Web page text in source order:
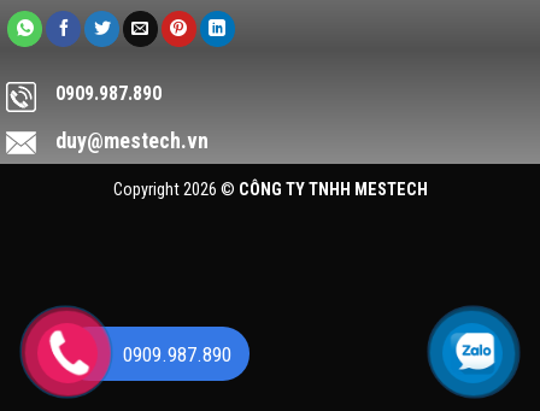
0909.987.890
duy@mestech.vn
Copyright 2026 © CÔNG TY TNHH MESTECH
0909.987.890